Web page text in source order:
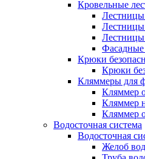
Кровельные
Лестницы
Лестницы
Лестницы
Крюки
Крюки
Кляммеры для
Кляммер
Кляммер
Кляммер
Водосточная система
Водосточная
Желоб